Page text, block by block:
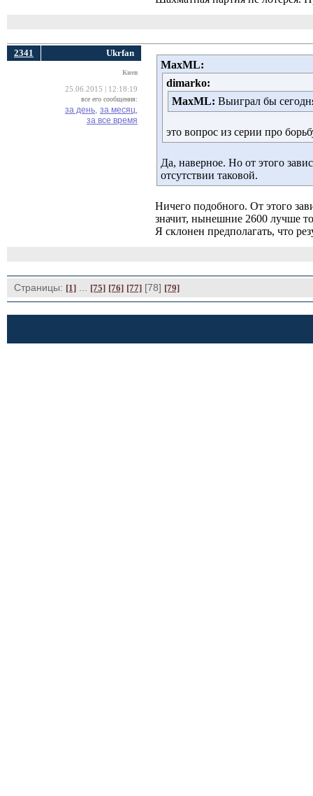
2341 Ukrfan
Киев
25.06.2015 | 12:18:19
все его сообщения:
за день, за месяц,
за все время
MaxML:
dimarko:
MaxML: Выиграл бы
это вопрос из серии про
Да, наверное. Но от этого
отсутствии таковой.
Ничего подобного. От этого
значит, нынешние 2600 лучше
Я склонен предполагать, что
Страницы: [1] [75] [76] [77] [78] [79]